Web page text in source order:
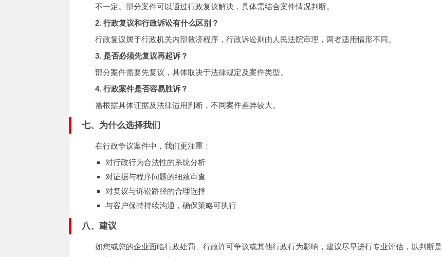
不一定。部分案件可以通过行政复议解决，具体需结合案件情况判断。
2. 行政复议和行政诉讼有什么区别？
行政复议属于行政机关内部救济程序，行政诉讼则由人民法院审理，两者适用情形不同。
3. 是否必须先复议再起诉？
部分案件需要先复议，具体取决于法律规定及案件类型。
4. 行政案件是否容易胜诉？
需根据具体证据及法律适用判断，不同案件差异较大。
七、为什么选择我们
在行政争议案件中，我们更注重：
对行政行为合法性的系统分析
对证据与程序问题的细致审查
对复议与诉讼路径的合理选择
与客户保持持续沟通，确保策略可执行
八、建议
如您或您的企业面临行政处罚、行政许可争议或其他行政行为影响，建议尽早进行专业评估，以判断是